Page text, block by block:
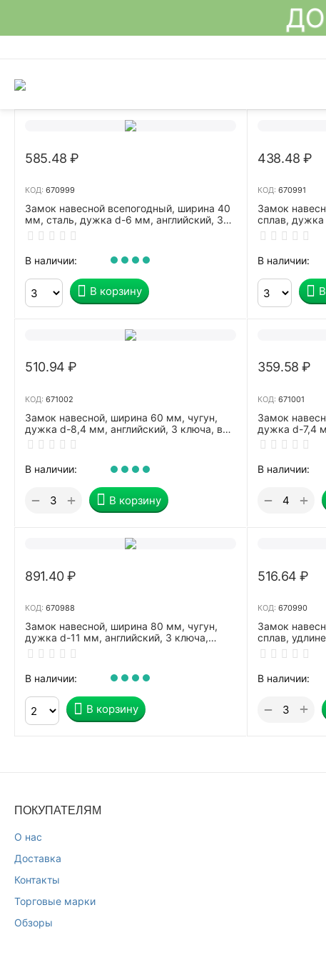
585.48 ₽
КОД: 670999
Замок навесной всепогодный, ширина 40
мм, сталь, дужка d-6 мм, английский, 3
ключа, MATRIX, 91820
В наличии:
В корзину
438.48 ₽
КОД: 670991
Замок
сплав,
СИБРТЕХ,
В наличии:
510.94 ₽
КОД: 671002
Замок навесной, ширина 60 мм, чугун,
дужка d-8,4 мм, английский, 3 ключа, в
блистере, 79-0006
В наличии:
В корзину
+
−
359.58 ₽
КОД: 671001
Замок
дужка d-7,4
блистере, 79-
В наличии:
+
−
891.40₽
КОД: 670988
Замок навесной, ширина 80 мм, чугун,
дужка d-11 мм, английский, 3 ключа,
СИБРТЕХ, ЗН2-М1, 91613
В наличии:
В корзину
516.64 ₽
КОД: 670990
Замок
сплав,
финский, 3
91623
В наличии:
+
−
ПОКУПАТЕЛЯМ
О нас
Доставка
Контакты
Торговые марки
Обзоры